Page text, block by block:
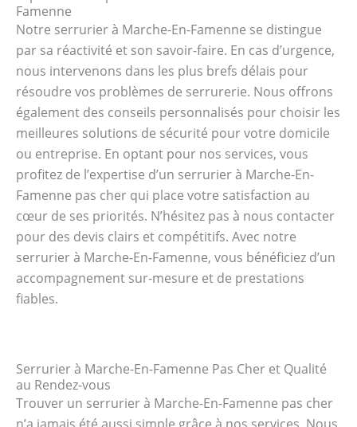
Famenne
Notre serrurier à Marche-En-Famenne se distingue
par sa réactivité et son savoir-faire. En cas d’urgence,
nous intervenons dans les plus brefs délais pour
résoudre vos problèmes de serrurerie. Nous offrons
également des conseils personnalisés pour choisir les
meilleures solutions de sécurité pour votre domicile
ou entreprise. En optant pour nos services, vous
profitez de l’expertise d’un serrurier à Marche-En-
Famenne pas cher qui place votre satisfaction au
cœur de ses priorités. N’hésitez pas à nous contacter
pour des devis clairs et compétitifs. Avec notre
serrurier à Marche-En-Famenne, vous bénéficiez d’un
accompagnement sur-mesure et de prestations
fiables.
Serrurier à Marche-En-Famenne Pas Cher et Qualité
au Rendez-vous
Trouver un serrurier à Marche-En-Famenne pas cher